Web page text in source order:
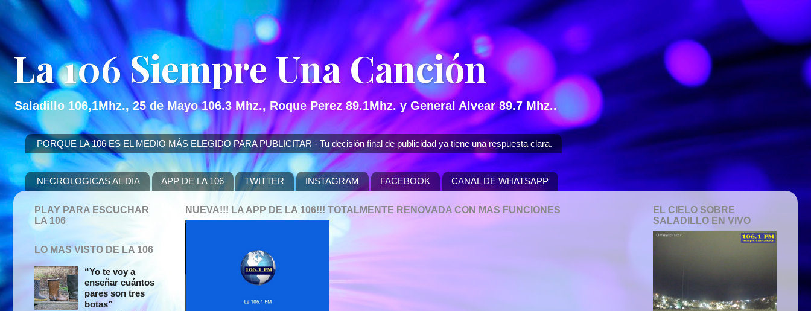
La 106 Siempre Una Canción
Saladillo 106,1Mhz., 25 de Mayo 106.3 Mhz., Roque Perez 89.1Mhz. y General Alvear 89.7 Mhz..
PORQUE LA 106 ES EL MEDIO MÁS ELEGIDO PARA PUBLICITAR - Tu decisión final de publicidad ya tiene una respuesta clara.
NECROLOGICAS AL DIA APP DE LA 106 TWITTER INSTAGRAM FACEBOOK CANAL DE WHATSAPP
NUEVA!!! LA APP DE LA 106!!! TOTALMENTE RENOVADA CON MAS FUNCIONES
PLAY PARA ESCUCHAR
LA 106
LO MAS VISTO DE LA 106
“Yo te voy a
enseñar cuántos
pares son tres
botas”
EL CIELO SOBRE
SALADILLO EN VIVO